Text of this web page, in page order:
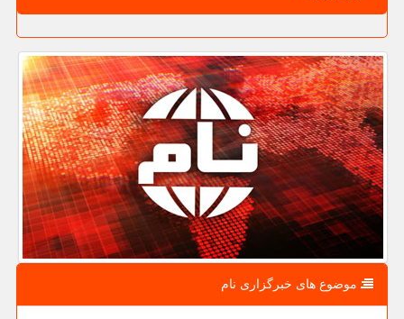
موضوع های خبرگزاری نام